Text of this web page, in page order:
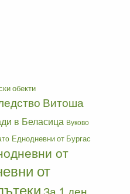
обекти
Витоша
в Беласица Вуково
Еднодневни от Бургас
от
от